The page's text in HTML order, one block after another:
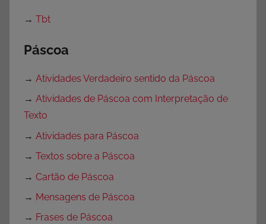
→ Tbt
Páscoa
→ Atividades Verdadeiro sentido da Páscoa
→ Atividades de Páscoa com Interpretação de
Texto
→ Atividades para Páscoa
→ Textos sobre a Páscoa
→ Cartão de Páscoa
→ Mensagens de Páscoa
→ Frases de Páscoa